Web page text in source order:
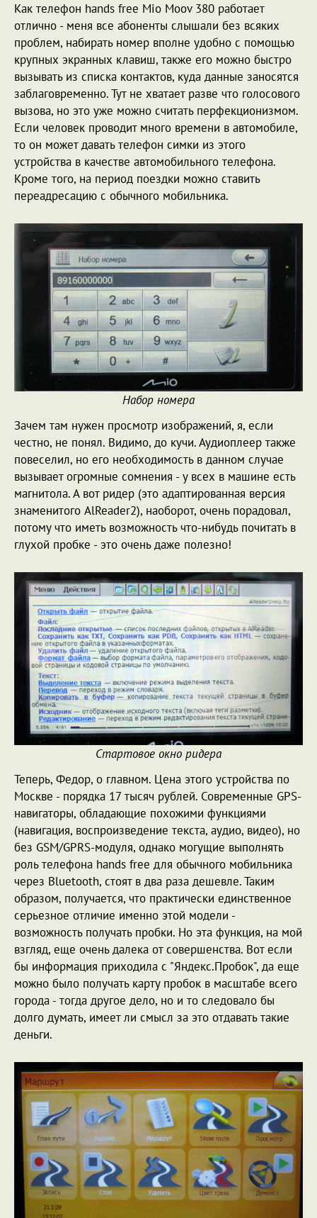
Как телефон hands free Mio Moov 380 работает
отлично - меня все абоненты слышали без всяких
проблем, набирать номер вполне удобно с помощью
крупных экранных клавиш, также его можно быстро
вызывать из списка контактов, куда данные заносятся
заблаговременно. Тут не хватает разве что голосового
вызова, но это уже можно считать перфекционизмом.
Если человек проводит много времени в автомобиле,
то он может давать телефон симки из этого
устройства в качестве автомобильного телефона.
Кроме того, на период поездки можно ставить
переадресацию с обычного мобильника.
Набор номера
Зачем там нужен просмотр изображений, я, если
честно, не понял. Видимо, до кучи. Аудиоплеер также
повеселил, но его необходимость в данном случае
вызывает огромные сомнения - у всех в машине есть
магнитола. А вот ридер (это адаптированная версия
знаменитого AlReader2), наоборот, очень порадовал,
потому что иметь возможность что-нибудь почитать в
глухой пробке - это очень даже полезно!
Стартовое окно ридера
Теперь, Федор, о главном. Цена этого устройства по
Москве - порядка 17 тысяч рублей. Современные GPS-
навигаторы, обладающие похожими функциями
(навигация, воспроизведение текста, аудио, видео), но
без GSM/GPRS-модуля, однако могущие выполнять
роль телефона hands free для обычного мобильника
через Bluetooth, стоят в два раза дешевле. Таким
образом, получается, что практически единственное
серьезное отличие именно этой модели -
возможность получать пробки. Но эта функция, на мой
взгляд, еще очень далека от совершенства. Вот если
бы информация приходила с "Яндекс.Пробок", да еще
можно было получать карту пробок в масштабе всего
города - тогда другое дело, но и то следовало бы
долго думать, имеет ли смысл за это отдавать такие
деньги.